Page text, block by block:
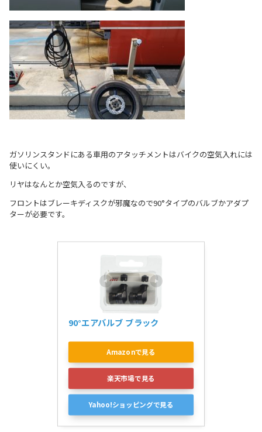
ガソリンスタンドにある車用のアタッチメントはバイクの空気入れには
使いにくい。
リヤはなんとか空気入るのですが、
フロントはブレーキディスクが邪魔なので90°タイプのバルブかアダプ
ターが必要です。
90°エアバルブ ブラック
Amazonで見る
楽天市場で見る
Yahoo!ショッピングで見る